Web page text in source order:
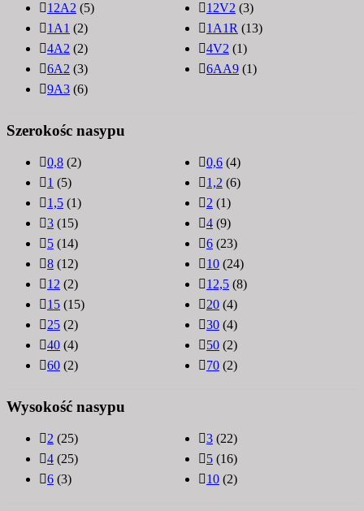
12A2 (5) 12V2 (3)
1A1 (2) 1A1R (13)
4A2 (2) 4V2 (1)
6A2 (3) 6AA9 (1)
9A3 (6)
Szerokośc nasypu
0,8 (2) 0,6 (4)
1 (5) 1,2 (6)
1,5 (1) 2 (1)
3 (15) 4 (9)
5 (14) 6 (23)
8 (12) 10 (24)
12 (2) 12,5 (8)
15 (15) 20 (4)
25 (2) 30 (4)
40 (4) 50 (2)
60 (2) 70 (2)
Wysokość nasypu
2 (25) 3 (22)
4 (25) 5 (16)
6 (3) 10 (2)